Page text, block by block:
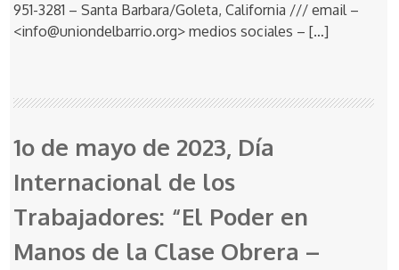
951-3281 – Santa Barbara/Goleta, California /// email –
<info@uniondelbarrio.org> medios sociales – […]
1o de mayo de 2023, Día
Internacional de los
Trabajadores: “El Poder en
Manos de la Clase Obrera –